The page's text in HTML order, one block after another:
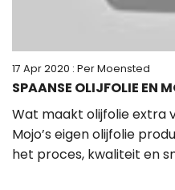
17 Apr 2020 : Per Moensted
SPAANSE OLIJFOLIE EN
Wat maakt olijfolie extra
Mojo’s eigen olijfolie
het proces, kwaliteit en